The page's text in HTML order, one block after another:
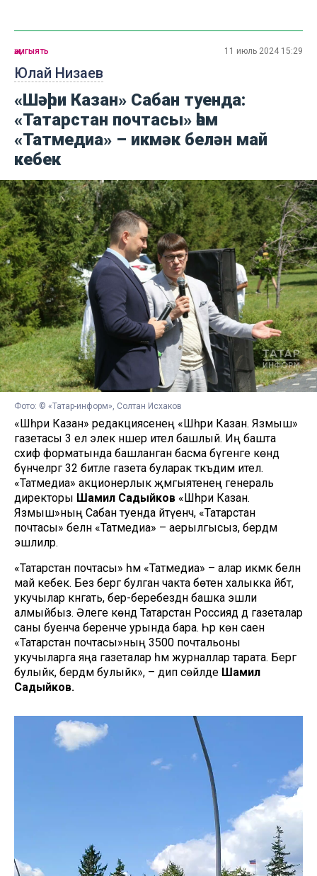
Юлай Низаев
җәмгыять 11 июль 2024 15:29
«Шәһри Казан» Сабан туенда:
«Татарстан почтасы» һәм
«Татмедиа» – икмәк белән май
кебек
Фото: © «Татар-информ», Солтан Исхаков
«Шәһри Казан» редакциясенең «Шәһри Казан. Язмыш»
газетасы 3 ел элек нәшер ителә башлый. Иң башта
сәхифә форматында башланган басма бүгенге көндә
әбүнәчеләргә 32 битле газета буларак тәкъдим ителә.
«Татмедиа» акционерлык җәмгыятенең генераль
директоры Шамил Садыйков «Шәһри Казан.
Язмыш»ның Сабан туенда әйтүенчә, «Татарстан
почтасы» белән «Татмедиа» – аерылгысыз, бердәм
эшлиләр.
«Татарстан почтасы» һәм «Татмедиа» – алар икмәк белән
май кебек. Без бергә булган чакта бөтен халыкка әйбәт,
укучылар кәнәгать, бер-беребездән башка эшли
алмыйбыз. Әлеге көндә Татарстан Россиядә дә газеталар
саны буенча беренче урында бара. Һәр көн саен
«Татарстан почтасы»ның 3500 почтальоны
укучыларга яңа газеталар һәм журналлар тарата. Бергә
булыйк, бердәм булыйк», – дип сөйләде Шамил
Садыйков.